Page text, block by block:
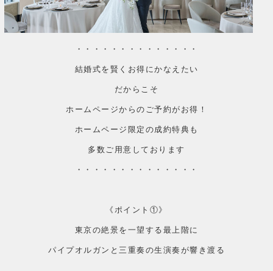
・・・・・・・・・・・・・・
結婚式を賢くお得にかなえたい
だからこそ
ホームページからのご予約がお得！
ホームページ限定の成約特典も
多数ご用意しております
・・・・・・・・・・・・・・
《ポイント①》
東京の絶景を一望する最上階に
パイプオルガンと三重奏の生演奏が響き渡る